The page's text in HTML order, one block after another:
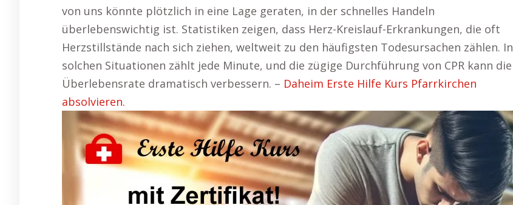
von uns könnte plötzlich in eine Lage geraten, in der schnelles Handeln
überlebenswichtig ist. Statistiken zeigen, dass Herz-Kreislauf-Erkrankungen, die oft
Herzstillstände nach sich ziehen, weltweit zu den häufigsten Todesursachen zählen. In
solchen Situationen zählt jede Minute, und die zügige Durchführung von CPR kann die
Überlebensrate dramatisch verbessern. – Daheim Erste Hilfe Kurs Pfarrkirchen
absolvieren.